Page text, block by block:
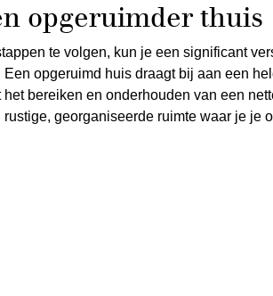
opgeruimder thuis
te volgen, kun je een significant
Een opgeruimd huis draagt bij aan een
het bereiken en onderhouden van een
georganiseerde ruimte waar je je